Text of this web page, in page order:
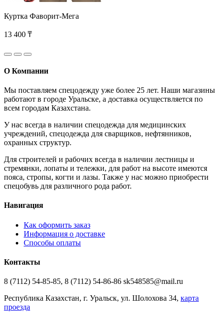
Куртка Фаворит-Мега
13 400 ₸
О Компании
Мы поставляем спецодежду уже более 25 лет. Наши магазины
работают в городе Уральске, а доставка осуществляется по
всем городам Казахстана.
У нас всегда в наличии спецодежда для медицинских
учреждений, спецодежда для сварщиков, нефтянников,
охранных структур.
Для строителей и рабочих всегда в наличии лестницы и
стремянки, лопаты и тележки, для работ на высоте имеются
пояса, стропы, когти и лазы. Также у нас можно приобрести
спецобувь для различного рода работ.
Навигация
Как оформить заказ
Информация о доставке
Способы оплаты
Контакты
8 (7112) 54-85-85, 8 (7112) 54-86-86 sk548585@mail.ru
Республика Казахстан, г. Уральск, ул. Шолохова 34, карта
проезда